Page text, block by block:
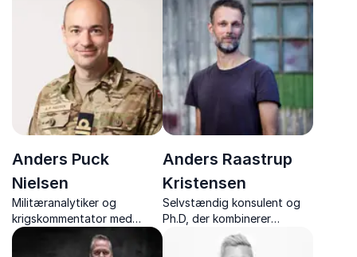
foredrag, quiz eller som
vært – intelligent, erfaren
og aldrig kedelig.
og udfordrer myterne om
vikingetiden.
Anders Puck
Nielsen
Militæranalytiker og
krigskommentator med
omfattende indsigt i
Ukraine, Rusland og
Anders Raastrup
Kristensen
Selvstændig konsulent og
Ph.D, der kombinerer
forskning og formidling i
foredrag om selvledelse og